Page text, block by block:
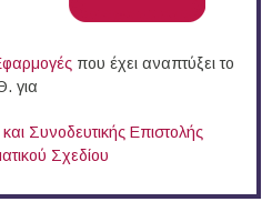
που έχει αναπτύξει το
για
Συνοδευτικής Επιστολής
Σχεδίου